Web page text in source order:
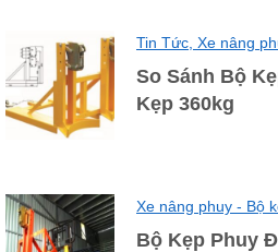
Tin Tức, Xe nâng
So Sánh Bộ
Kẹp 360kg
Xe nâng phuy - Bộ
Bộ Kẹp Phuy